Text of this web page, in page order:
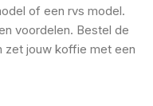
of een rvs model.
voordelen. Bestel de
zet jouw koffie met een